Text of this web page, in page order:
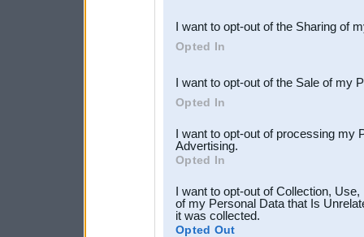
Downstream Participants
third parties.
I want to opt-out of the Sharing of
Opted In
I want to opt-out of the Sale of my
Opted In
I want to opt-out of processing my
Advertising.
Opted In
I want to opt-out of Collection,
of my Personal Data that Is
it was collected.
Opted Out